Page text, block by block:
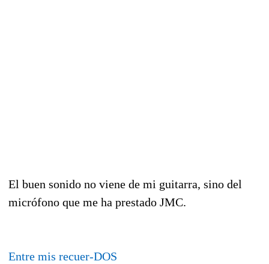
El buen sonido no viene de mi guitarra, sino del
micrófono que me ha prestado JMC.
Entre mis recuer-DOS